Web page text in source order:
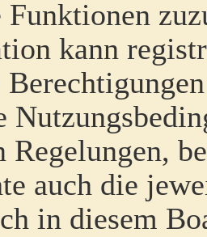
Funktionen
kann
Regelungen,
auch die
in diesem